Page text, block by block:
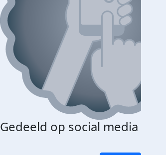
Gedeeld op social media